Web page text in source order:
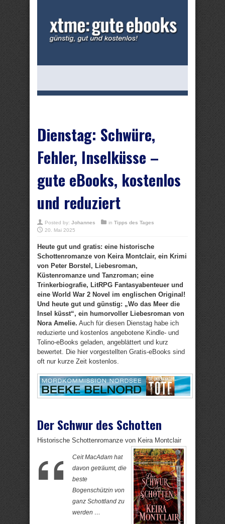
Dienstag: Schwüre,
Fehler, Inselküsse –
gute eBooks, kostenlos
und reduziert
Posted by: Johannes in Tipps des Tages
20. Mai 2025
Heute gut und gratis: eine historische
Schottenromanze von Keira Montclair, ein Krimi
von Peter Borstel, Liebesroman,
Küstenromanze und Tanzroman; eine
Trinkerbiografie, LitRPG Fantasyabenteuer und
eine World War 2 Novel im englischen Original!
Und heute gut und günstig: „Wo das Meer die
Insel küsst“, ein humorvoller Liebesroman von
Nora Amelie. Auch für diesen Dienstag habe ich
reduzierte und kostenlos angebotene Kindle- und
Tolino-eBooks geladen, angeblättert und kurz
bewertet. Die hier vorgestellten Gratis-eBooks sind
oft nur kurze Zeit kostenlos.
Der Schwur des Schotten
Historische Schottenromanze von Keira Montclair
Ceit MacAdam hat
davon geträumt, die
beste
Bogenschützin von
ganz Schottland zu
werden …